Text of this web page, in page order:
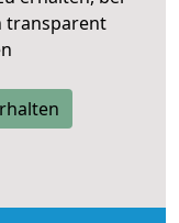
transparent